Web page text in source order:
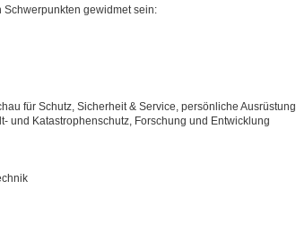
gewidmet sein:
für Schutz, Sicherheit & Service, persönliche Ausrüstung
und Katastrophenschutz, Forschung und Entwicklung